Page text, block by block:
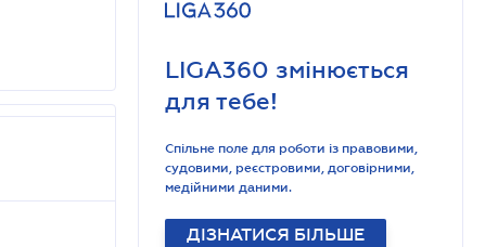
LIGA360 змінюється
для тебе!
Спільне поле для роботи із правовими,
судовими, реєстровими, договірними,
медійними даними.
ДІЗНАТИСЯ БІЛЬШЕ